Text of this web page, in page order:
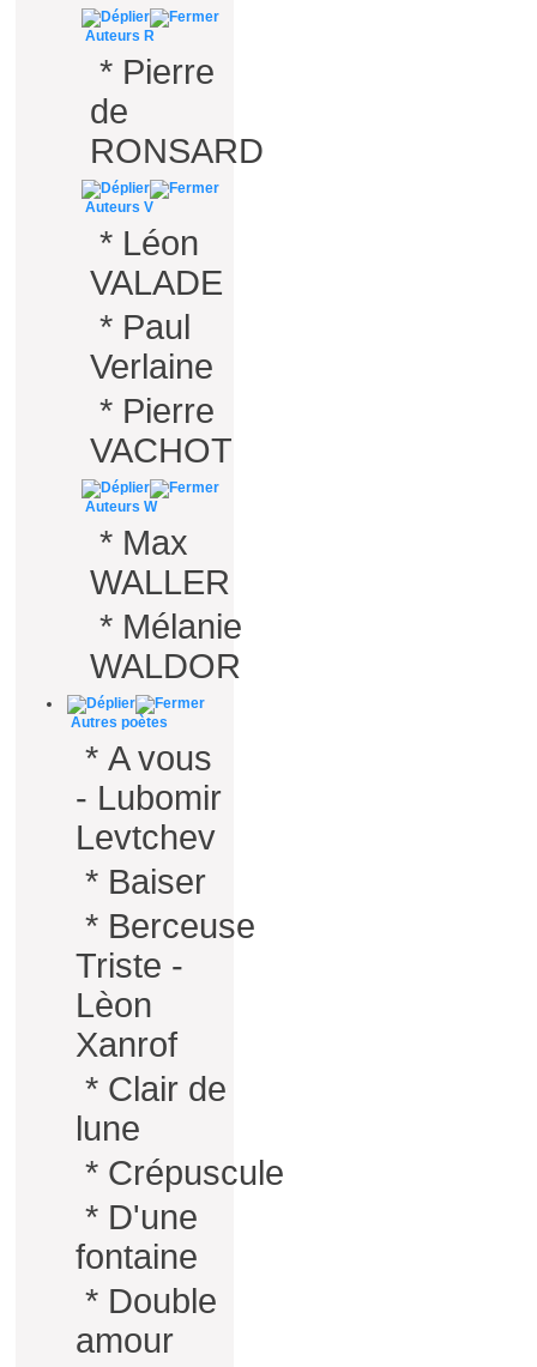
Auteurs R
* Pierre
de
RONSARD
Auteurs V
* Léon
VALADE
* Paul
Verlaine
* Pierre
VACHOT
Auteurs W
* Max
WALLER
* Mélanie
WALDOR
Autres poètes
* A vous
- Lubomir
Levtchev
* Baiser
* Berceuse
Triste -
Lèon
Xanrof
* Clair de
lune
* Crépuscule
* D'une
fontaine
* Double
amour